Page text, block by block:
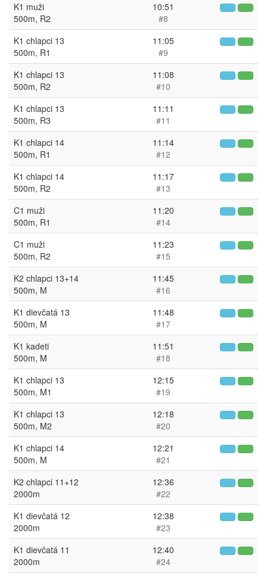
K1 muži
500m, R2
10:51
#8
K1 chlapci 13
500m, R1
11:05
#9
K1 chlapci 13
500m, R2
11:08
#10
K1 chlapci 13
500m, R3
11:11
#11
K1 chlapci 14
500m, R1
11:14
#12
K1 chlapci 14
500m, R2
11:17
#13
C1 muži
500m, R1
11:20
#14
C1 muži
500m, R2
11:23
#15
K2 chlapci 13+14
500m, M
11:45
#16
K1 dievčatá 13
500m, M
11:48
#17
K1 kadeti
500m, M
11:51
#18
K1 chlapci 13
500m, M1
12:15
#19
K1 chlapci 13
500m, M2
12:18
#20
K1 chlapci 14
500m, M
12:21
#21
K2 chlapci 11+12
2000m
12:36
#22
K1 dievčatá 12
2000m
12:38
#23
K1 dievčatá 11
2000m
12:40
#24